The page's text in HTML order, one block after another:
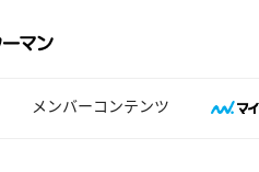
メンバーコンテンツ